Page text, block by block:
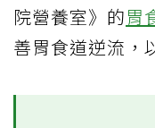
院營養室》的胃
善胃食道逆流，